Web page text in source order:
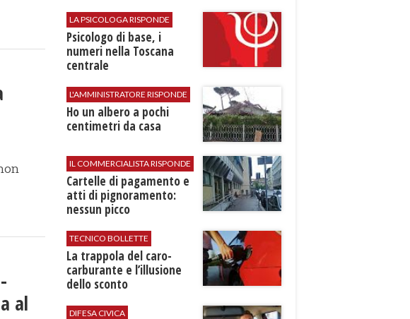
al
LA PSICOLOGA RISPONDE
Psicologo di base, i
numeri nella Toscana
centrale
L'AMMINISTRATORE RISPONDE
Ho un albero a pochi
centimetri da casa
IL COMMERCIALISTA RISPONDE
Cartelle di pagamento e
atti di pignoramento:
nessun picco
TECNICO BOLLETTE
​La trappola del caro-
carburante e l’illusione
dello sconto
DIFESA CIVICA